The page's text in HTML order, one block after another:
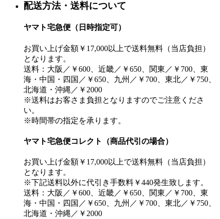
配送方法・送料について
ヤマト宅急便（日時指定可）
お買い上げ金額￥17,000以上で送料無料（当店負担）
となります。
送料：大阪／￥600、近畿／￥650、関東／￥700、東
海・中国・四国／￥650、九州／￥700、東北／￥750、
北海道・沖縄／￥2000
※送料はお客さま負担となりますのでご注意くださ
い。
※時間帯の指定を承ります。
ヤマト宅急便コレクト（商品代引の場合）
お買い上げ金額￥17,000以上で送料無料（当店負担）
となります。
※下記送料以外に代引き手数料￥440発生致します。
送料：大阪／￥600、近畿／￥650、関東／￥700、東
海・中国・四国／￥650、九州／￥700、東北／￥750、
北海道・沖縄／￥2000